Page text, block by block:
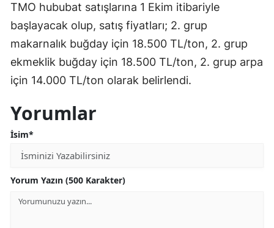
TMO hububat satışlarına 1 Ekim itibariyle
başlayacak olup, satış fiyatları; 2. grup
makarnalık buğday için 18.500 TL/ton, 2. grup
ekmeklik buğday için 18.500 TL/ton, 2. grup arpa
için 14.000 TL/ton olarak belirlendi.
Yorumlar
İsim*
Yorum Yazın (500 Karakter)